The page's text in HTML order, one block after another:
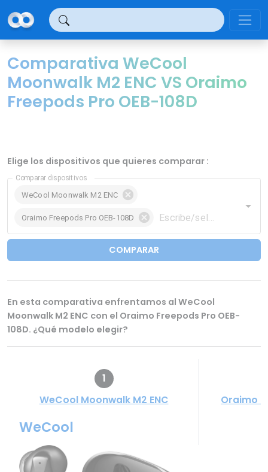
Comparativa WeCool
Moonwalk M2 ENC VS Oraimo
Freepods Pro OEB-108D
Elige los dispositivos que quieres comparar :
Comparar dispositivos
WeCool Moonwalk M2 ENC
Oraimo Freepods Pro OEB-108D
COMPARAR
En esta comparativa enfrentamos al WeCool
Moonwalk M2 ENC con el Oraimo Freepods Pro OEB-
108D. ¿Qué modelo elegir?
1
WeCool Moonwalk M2 ENC
WeCool
Oraimo
Panel de gestión de cookies